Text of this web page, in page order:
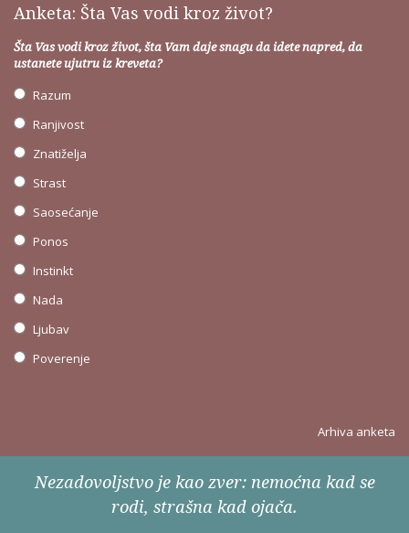
Anketa: Šta Vas vodi kroz život?
Šta Vas vodi kroz život, šta Vam daje snagu da idete napred, da
ustanete ujutru iz kreveta?
Razum
Ranjivost
Znatiželja
Strast
Saosećanje
Ponos
Instinkt
Nada
Ljubav
Poverenje
Arhiva anketa
Nezadovoljstvo je kao zver: nemoćna kad se
rodi, strašna kad ojača.